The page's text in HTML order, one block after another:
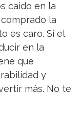
caido en la
la
es caro. Si el
en la
que
y
más. No te